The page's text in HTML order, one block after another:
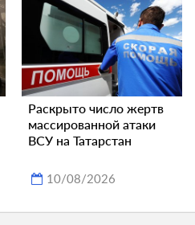
Раскрыто число жертв
массированной атаки
ВСУ на Татарстан
10/08/2026